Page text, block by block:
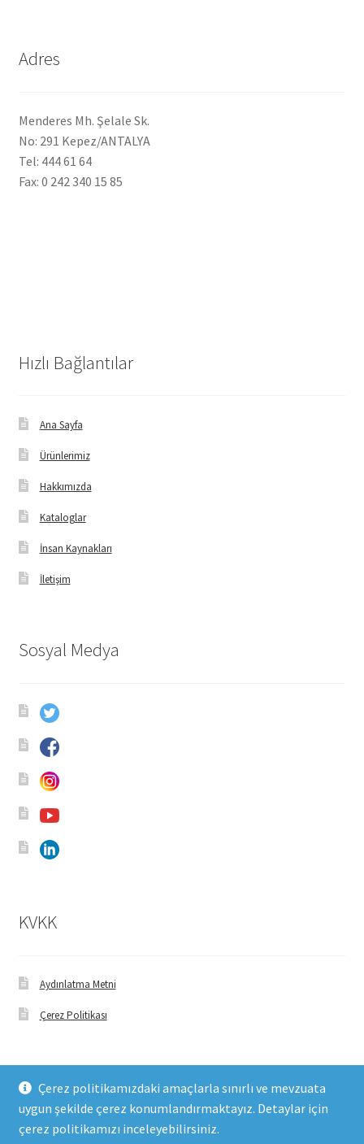
Çerez politikamızdaki amaçlarla sınırlı ve mevzuata
uygun şekilde çerez konumlandırmaktayız. Detaylar için
çerez politikamızı inceleyebilirsiniz.
Adres
Menderes Mh. Şelale Sk.
No: 291 Kepez/ANTALYA
Tel: 444 61 64
Fax: 0 242 340 15 85
Hızlı Bağlantılar
Ana Sayfa
Ürünlerimiz
Hakkımızda
Kataloglar
İnsan Kaynakları
İletişim
Sosyal Medya
KVKK
Aydınlatma Metni
Çerez Politikası
© FHM Gıda 2026
Built with WooCommerce.